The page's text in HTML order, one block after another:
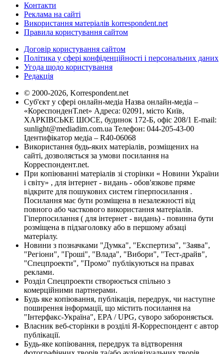
Контакти
Реклама на сайті
Використання матеріалів korrespondent.net
Правила користування сайтом
Договір користування сайтом
Політика у сфері конфіденційності і персональних даних
Угода щодо користування
Редакція
© 2000-2026, Korrespondent.net
Суб'єкт у сфері онлайн-медіа Назва онлайн-медіа –
«КореспонденТ.net» Адреса: 02091, місто Київ,
ХАРКІВСЬКЕ ШОСЕ, будинок 172-Б, офіс 208/1 E-mail:
sunlight@mediadim.com.ua Телефон: 044-205-43-00
Ідентифікатор медіа – R40-06068
Використання будь-яких матеріалів, розміщених на
сайті, дозволяється за умови посилання на
Корреспондент.net.
При копіюванні матеріалів зі сторінки « Новини України
і світу» , для інтернет - видань - обов'язкове пряме
відкрите для пошукових систем гіперпосилання .
Посилання має бути розміщена в незалежності від
повного або часткового використання матеріалів.
Гіперпосилання ( для інтернет - видань) - повинна бути
розміщена в підзаголовку або в першому абзаці
матеріалу.
Новини з позначками "Думка", "Експертиза", "Заява",
"Регіони", "Гроші", "Влада", "Вибори", "Тест-драйв",
"Спецпроекти", "Промо" публікуються на правах
реклами.
Розділ Спецпроекти створюється спільно з
комерційними партнерами.
Будь яке копіювання, публікація, передрук, чи наступне
поширення інформації, що містить посилання на
"Інтерфакс-Україна", EPA / UPG, суворо забороняється.
Власник веб-сторінки в розділі Я-Корреспондент є автор
публікації.
Будь-яке копіювання, передрук та відтворення